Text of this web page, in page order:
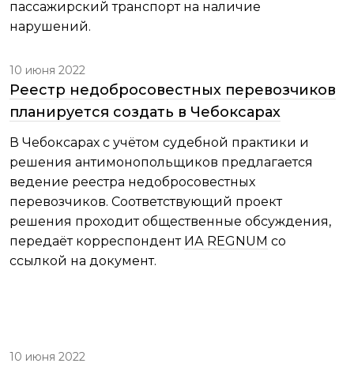
пассажирский транспорт на наличие
нарушений.
10 июня 2022
Реестр недобросовестных перевозчиков
планируется создать в Чебоксарах
В Чебоксарах с учётом судебной практики и
решения антимонопольщиков предлагается
ведение реестра недобросовестных
перевозчиков. Соответствующий проект
решения проходит общественные обсуждения,
передаёт корреспондент ИА REGNUM со
ссылкой на документ.
10 июня 2022